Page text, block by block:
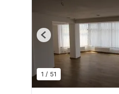
1 / 51
Previous